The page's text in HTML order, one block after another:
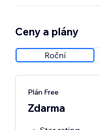
Ceny a plány
Roční
Plán Free
Zdarma